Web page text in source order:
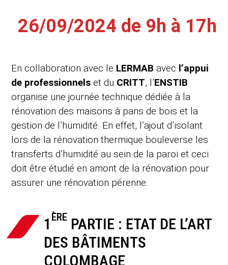
26/09/2024 de 9h à 17h
En collaboration avec le LERMAB avec l’appui
de professionnels et du CRITT, l’ENSTIB
organise une journée technique dédiée à la
rénovation des maisons à pans de bois et la
gestion de l’humidité. En effet, l’ajout d’isolant
lors de la rénovation thermique bouleverse les
transferts d’humidité au sein de la paroi et ceci
doit être étudié en amont de la rénovation pour
assurer une rénovation pérenne.
1 ÈRE PARTIE : ETAT DE L’ART
DES BÂTIMENTS
COLOMBAGE